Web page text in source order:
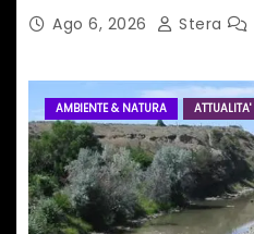
Ago 6, 2026 Stera
AMBIENTE & NATURA ATTUALITA'